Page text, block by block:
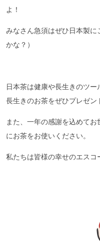
よ！
みなさん急須はぜひ日本製
かな？）
日本茶は健康や長生きのツ
長生きのお茶をぜひプレゼン
また、一年の感謝を込めて
にお茶をお使いください。
私たちは皆様の幸せのエスコ